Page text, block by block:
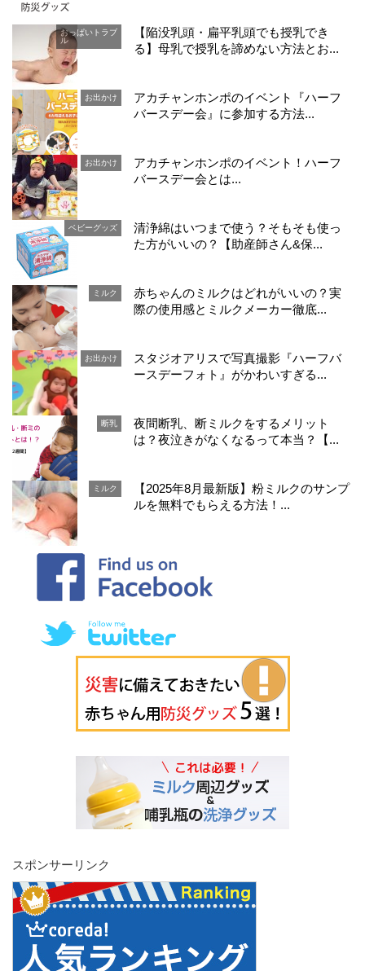
おっぱいトラブ
ル
【陥没乳頭・扁平乳頭でも授乳でき
る】母乳で授乳を諦めない方法とお...
お出かけ
アカチャンホンポのイベント『ハーフ
バースデー会』に参加する方法...
お出かけ
アカチャンホンポのイベント！ハーフ
バースデー会とは...
ベビーグッズ
清浄綿はいつまで使う？そもそも使っ
た方がいいの？【助産師さん&保...
ミルク
赤ちゃんのミルクはどれがいいの？実
際の使用感とミルクメーカー徹底...
お出かけ
スタジオアリスで写真撮影『ハーフバ
ースデーフォト』がかわいすぎる...
断乳
夜間断乳、断ミルクをするメリット
は？夜泣きがなくなるって本当？【...
ミルク
【2025年8月最新版】粉ミルクのサンプ
ルを無料でもらえる方法！...
スポンサーリンク